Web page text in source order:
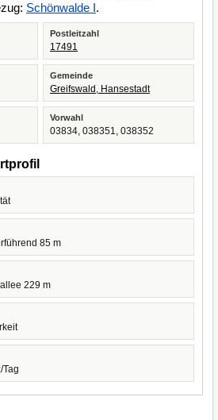
Schönwalde I.
Postleitzahl
17491
Gemeinde
Greifswald, Hansestadt
Vorwahl
03834, 038351, 038352
85 m
229 m
Tag